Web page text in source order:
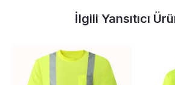
İlgili Yansıtıcı